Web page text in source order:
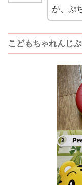
が、ぷ
こどもちゃれんじ